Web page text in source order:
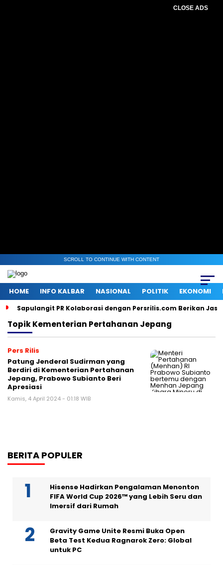
CLOSE ADS
SCROLL TO CONTINUE WITH CONTENT
HOME INFO KALBAR NASIONAL POLITIK EKONOMI
Sapulangit PR Kolaborasi dengan Persrilis.com Berikan
TopikKementerian Pertahanan Jepang
Pers Rilis
Patung Jenderal Sudirman yang
Berdiri di Kementerian Pertahanan
Jepang, Prabowo Subianto Beri
Apresiasi
Kamis, 4 April 2024 - 01:18 WIB
BERITA POPULER
Hisense Hadirkan Pengalaman Menonton
FIFA World Cup 2026™ yang Lebih Seru dan
Imersif dari Rumah
Gravity Game Unite Resmi Buka Open
Beta Test Kedua Ragnarok Zero: Global
untuk PC